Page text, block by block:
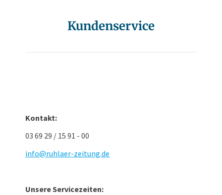
Kundenservice
Kontakt:
03 69 29 / 15 91 - 00
info@ruhlaer-zeitung.de
Unsere Servicezeiten: